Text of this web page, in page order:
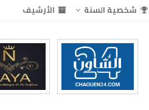
شخصية السنة الأرشيف